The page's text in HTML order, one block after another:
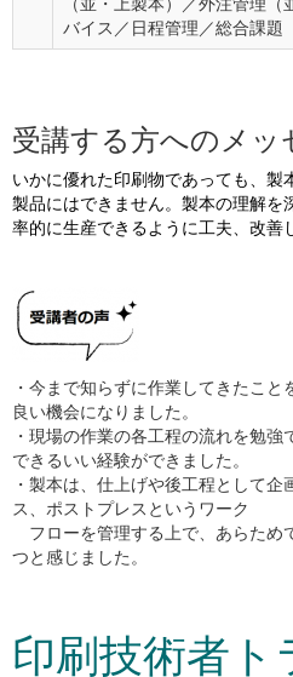
バイス／日程管理／総合課題
受講する方へのメッ
いかに優れた印刷物であっても、
製品にはできません。製本の理解を
率的に生産できるように工夫、改善
・今まで知らずに作業してきたこ
良い機会になりました。
・現場の作業の各工程の流れを勉
できるいい経験ができました。
・製本は、仕上げや後工程として
ス、ポストプレスというワーク
フローを管理する上で、あらため
つと感じました。
印刷技術者